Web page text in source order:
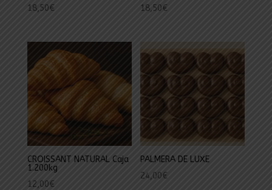
18,50€
18,50€
CROISSANT NATURAL Caja
1.200kg
12,00€
PALMERA DE LUXE
24,00€